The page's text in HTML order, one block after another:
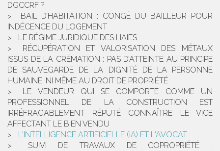
DGCCRF ?
BAIL D’HABITATION : CONGÉ DU BAILLEUR POUR
INDÉCENCE DU LOGEMENT
LE RÉGIME JURIDIQUE DES HAIES
RÉCUPÉRATION ET VALORISATION DES MÉTAUX
ISSUS DE LA CRÉMATION : PAS D’ATTEINTE AU PRINCIPE
DE SAUVEGARDE DE LA DIGNITÉ DE LA PERSONNE
HUMAINE, NI MÊME AU DROIT DE PROPRIÉTÉ
LE VENDEUR QUI SE COMPORTE COMME UN
PROFESSIONNEL DE LA CONSTRUCTION EST
IRRÉFRAGABLEMENT RÉPUTÉ CONNAÎTRE LE VICE
AFFECTANT LE BIEN VENDU
L'INTELLIGENCE ARTIFICIELLE (IA) ET L'AVOCAT
SUIVI DE TRAVAUX DE COPROPRIÉTÉ :